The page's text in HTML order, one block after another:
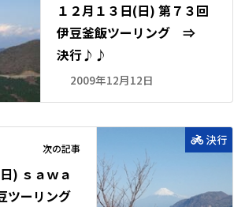
１２月１３日(日) 第７３回
伊豆釜飯ツーリング ⇒
決行♪♪
2009年12月12日
決行
次の記事
) ｓａｗａ
ツーリング